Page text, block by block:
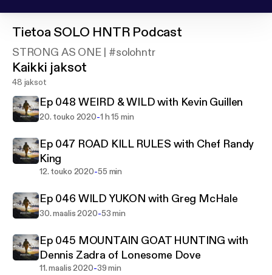
Tietoa SOLO HNTR Podcast
STRONG AS ONE | #solohntr
Kaikki jaksot
48 jaksot
Ep 048 WEIRD & WILD with Kevin Guillen
20. touko 2020-1 h 15 min
Ep 047 ROAD KILL RULES with Chef Randy
King
12. touko 2020-55 min
Ep 046 WILD YUKON with Greg McHale
30. maalis 2020-53 min
Ep 045 MOUNTAIN GOAT HUNTING with
Dennis Zadra of Lonesome Dove
11. maalis 2020-39 min